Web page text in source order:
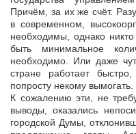
Причём, за их же счёт.
в современном,
необходимы, однако
быть минимальное
необходимо. Или даже
стране работает
попросту некому вымогать.
К сожалению эти, не
выводы, оказались
городской Думы,